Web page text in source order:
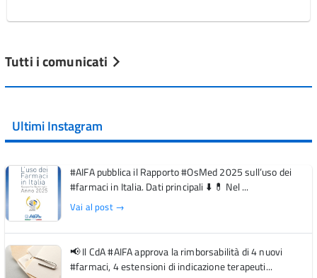
Tutti i comunicati
Ultimi Instagram
#AIFA pubblica il Rapporto #OsMed 2025 sull’uso dei
#farmaci in Italia. Dati principali ⬇️ 💊 Nel ...
Vai al post →
📢 Il CdA #AIFA approva la rimborsabilità di 4 nuovi
#farmaci, 4 estensioni di indicazione terapeuti...